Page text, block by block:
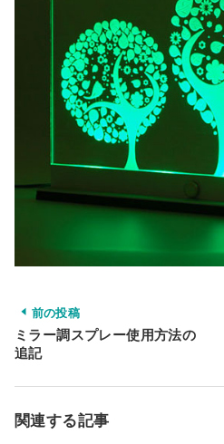
前の投稿
ミラー調スプレー使用方法の
追記
関連する記事